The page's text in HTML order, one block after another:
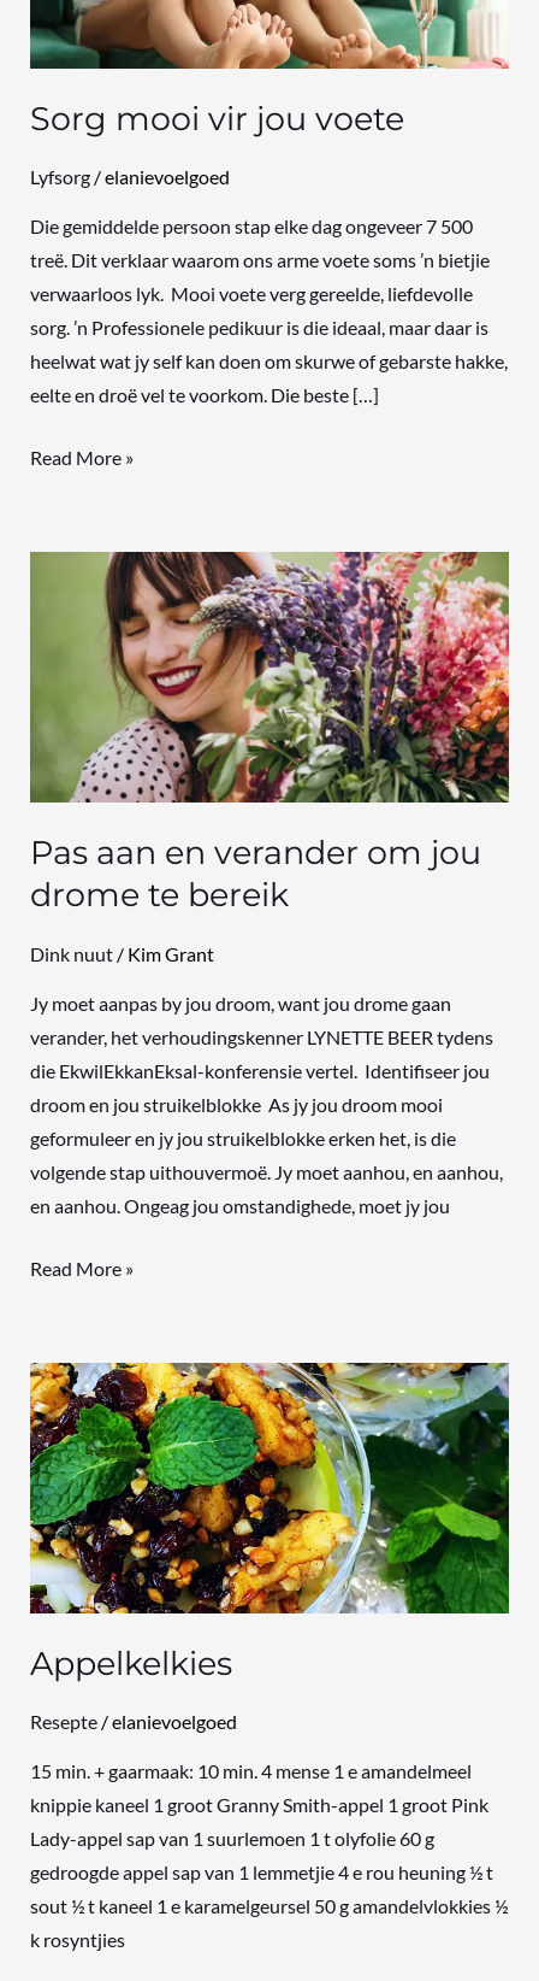
Sorg mooi vir jou voete
Lyfsorg/elanievoelgoed
Die gemiddelde persoon stap elke dag ongeveer 7 500
treë. Dit verklaar waarom ons arme voete soms ’n bietjie
verwaarloos lyk. Mooi voete verg gereelde, liefdevolle
sorg. ’n Professionele pedikuur is die ideaal, maar daar is
heelwat wat jy self kan doen om skurwe of gebarste hakke,
eelte en droë vel te voorkom. Die beste […]
Read More »
Pas aan en verander om jou
drome te bereik
Dink nuut/ Kim Grant
Jy moet aanpas by jou droom, want jou drome gaan
verander, het verhoudingskenner LYNETTE BEER tydens
die EkwilEkkanEksal-konferensie vertel. Identifiseer jou
droom en jou struikelblokke As jy jou droom mooi
geformuleer en jy jou struikelblokke erken het, is die
volgende stap uithouvermoë. Jy moet aanhou, en aanhou,
en aanhou. Ongeag jou omstandighede, moet jy jou
drome
te
bereik
Read More »
Appelkelkies
Resepte/elanievoelgoed
15 min. + gaarmaak: 10 min. 4 mense 1 e amandelmeel
knippie kaneel 1 groot Granny Smith-appel 1 groot Pink
Lady-appel sap van 1 suurlemoen 1 t olyfolie 60 g
gedroogde appel sap van 1 lemmetjie 4 e rou heuning ½ t
sout ½ t kaneel 1 e karamelgeursel 50 g amandelvlokkies ½
k rosyntjies
Appelkelkies